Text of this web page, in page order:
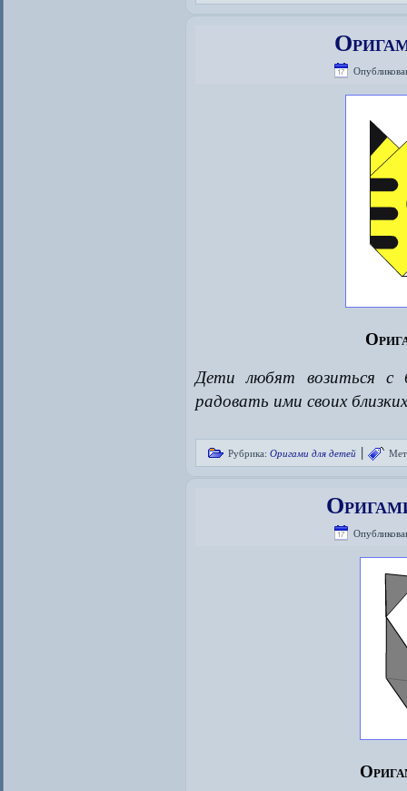
Дети любят возиться с
радовать ими своих
Рубрика: Оригами для детей |